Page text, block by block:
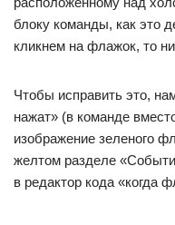
блоку команды, как это
кликнем на флажок, то
Чтобы исправить это,
нажат» (в команде
изображение зеленого
желтом разделе
в редактор кода «когда